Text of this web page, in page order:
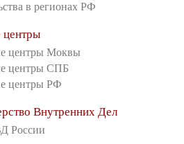
в регионах РФ
центры
центры Моквы
центры СПБ
центры РФ
Внутренних Дел
России